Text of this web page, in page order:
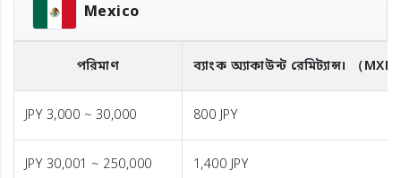
Mexico
পরিমাণ ব্যাংক অ্যাকাউন্ট রেমিট্যান্স। （MXN
JPY 3,000 ~ 30,000 800 JPY
JPY 30,001 ~ 250,000 1,400 JPY